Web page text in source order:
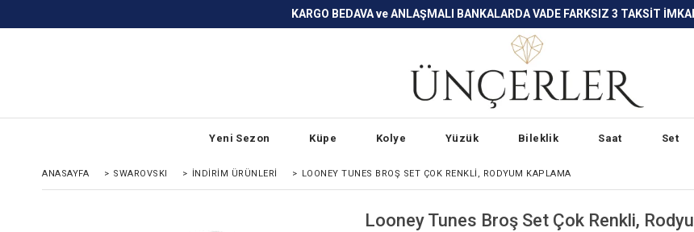
KARGO BEDAVA ve ANLAŞMALI BANKALARDA VADE FARKSIZ 3 TAKSİT
Yeni Sezon Küpe Kolye Yüzük Bileklik Saat Set
ANASAYFA > SWAROVSKI > İNDIRIM ÜRÜNLERI > LOONEY TUNES BROŞ SET ÇOK RENKLI, RODYUM KAPLAMA
Looney Tunes Broş Set Çok Renkli,